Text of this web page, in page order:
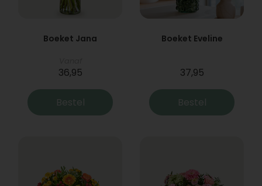
Boeket Jana
36,95
Bestel
Boeket Eveline
37,95
Bestel